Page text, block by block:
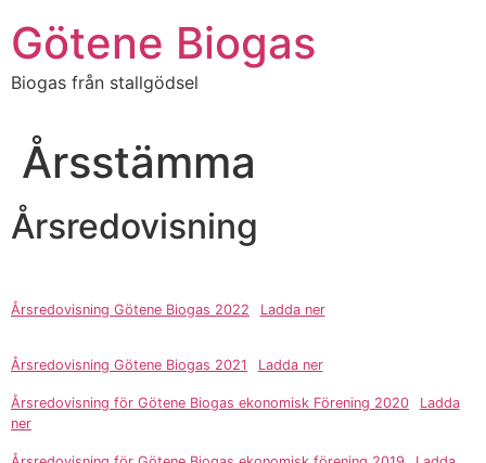
till
innehåll
Götene Biogas
Biogas från stallgödsel
Årsstämma
Årsredovisning
Årsredovisning Götene Biogas 2022 Ladda ner
Årsredovisning Götene Biogas 2021 Ladda ner
Årsredovisning för Götene Biogas ekonomisk Förening 2020
Ladda
ner